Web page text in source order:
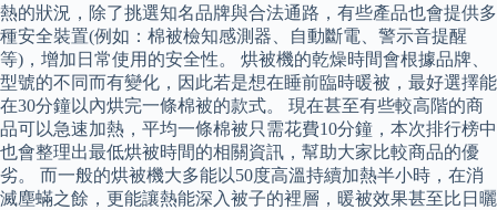
熱的狀況，除了挑選知名品牌與合法通路，有些產品也會提供多
種安全裝置(例如：棉被檢知感測器、自動斷電、警示音提醒
等)，增加日常使用的安全性。 烘被機的乾燥時間會根據品牌、
型號的不同而有變化，因此若是想在睡前臨時暖被，最好選擇能
在30分鐘以內烘完一條棉被的款式。 現在甚至有些較高階的商
品可以急速加熱，平均一條棉被只需花費10分鐘，本次排行榜中
也會整理出最低烘被時間的相關資訊，幫助大家比較商品的優
劣。 而一般的烘被機大多能以50度高溫持續加熱半小時，在消
滅塵蟎之餘，更能讓熱能深入被子的裡層，暖被效果甚至比日曬